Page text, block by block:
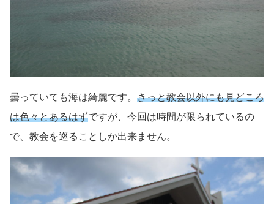
曇っていても海は綺麗です。 きっと教会以外にも見どころ
は色々とあるはずですが、今回は時間が限られているの
で、教会を巡ることしか出来ません。